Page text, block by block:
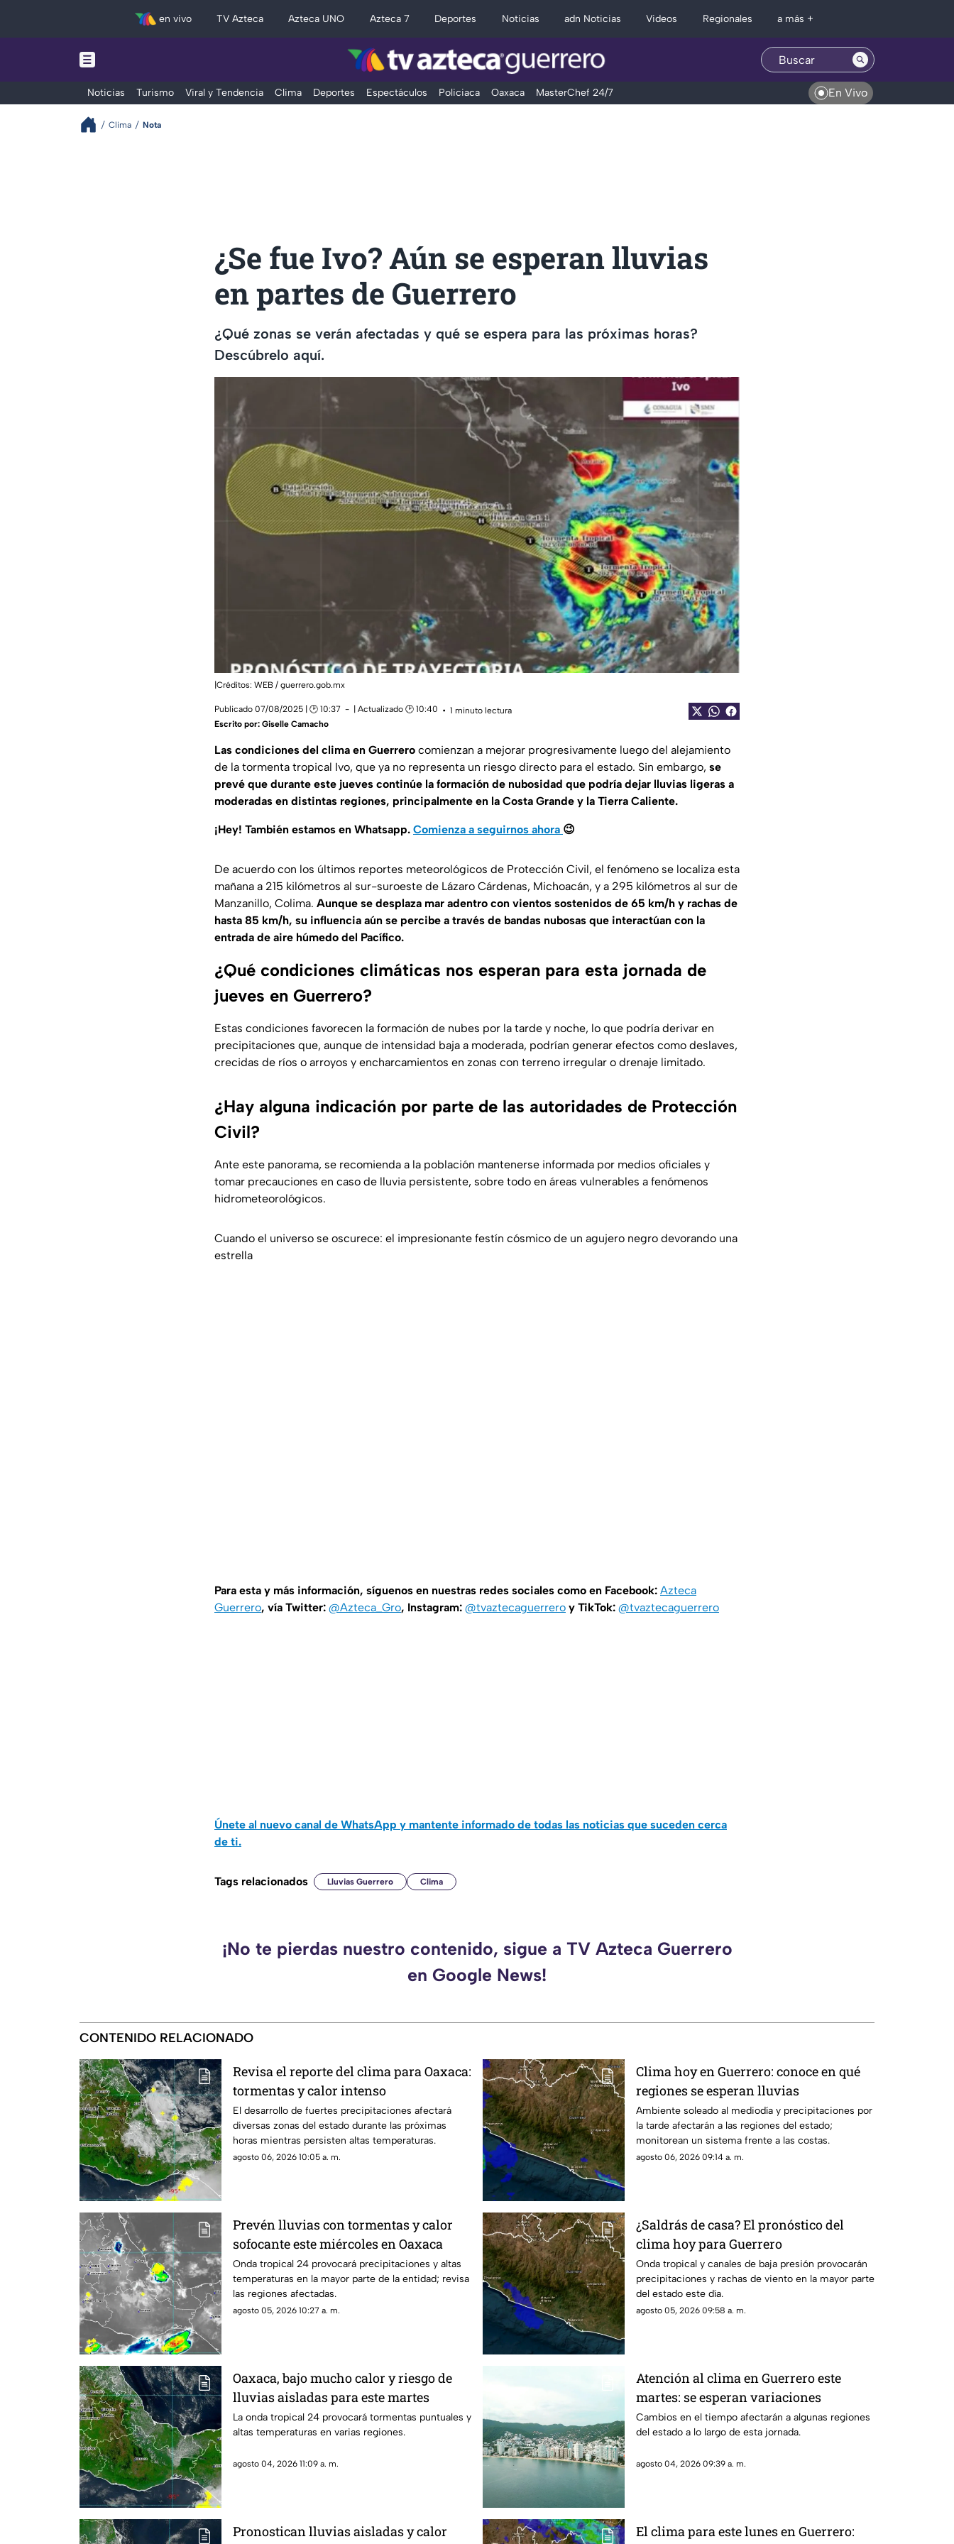
en vivo TV Azteca Azteca UNO Azteca 7 Deportes Noticias adn Noticias Videos Regionales a más +
Noticias Turismo Viral y Tendencia Clima Deportes Espectáculos Policiaca Oaxaca MasterChef 24/7 En Vivo
Clima Nota
¿Se fue Ivo? Aún se esperan lluvias
en partes de Guerrero
¿Qué zonas se verán afectadas y qué se espera para las próximas horas?
Descúbrelo aquí.
|Créditos: WEB / guerrero.gob.mx
Publicado 07/08/2025 | 🕑 10:37 | Actualizado 🕑 10:40
1 minuto lectura
Escrito por: Giselle Camacho
Las condiciones del clima en Guerrero comienzan a mejorar progresivamente luego del alejamiento
de la tormenta tropical Ivo, que ya no representa un riesgo directo para el estado. Sin embargo, se
prevé que durante este jueves continúe la formación de nubosidad que podría dejar lluvias ligeras a
moderadas en distintas regiones, principalmente en la Costa Grande y la Tierra Caliente.
¡Hey! También estamos en Whatsapp. Comienza a seguirnos ahora 😉
De acuerdo con los últimos reportes meteorológicos de Protección Civil, el fenómeno se localiza esta
mañana a 215 kilómetros al sur-suroeste de Lázaro Cárdenas, Michoacán, y a 295 kilómetros al sur de
Manzanillo, Colima. Aunque se desplaza mar adentro con vientos sostenidos de 65 km/h y rachas de
hasta 85 km/h, su influencia aún se percibe a través de bandas nubosas que interactúan con la
entrada de aire húmedo del Pacífico.
¿Qué condiciones climáticas nos esperan para esta jornada de
jueves en Guerrero?
Estas condiciones favorecen la formación de nubes por la tarde y noche, lo que podría derivar en
precipitaciones que, aunque de intensidad baja a moderada, podrían generar efectos como deslaves,
crecidas de ríos o arroyos y encharcamientos en zonas con terreno irregular o drenaje limitado.
¿Hay alguna indicación por parte de las autoridades de Protección
Civil?
Ante este panorama, se recomienda a la población mantenerse informada por medios oficiales y
tomar precauciones en caso de lluvia persistente, sobre todo en áreas vulnerables a fenómenos
hidrometeorológicos.
Cuando el universo se oscurece: el impresionante festín cósmico de un agujero negro devorando una
estrella
Para esta y más información, síguenos en nuestras redes sociales como en Facebook: Azteca
Guerrero, vía Twitter: @Azteca_Gro, Instagram: @tvaztecaguerrero y TikTok: @tvaztecaguerrero
Únete al nuevo canal de WhatsApp y mantente informado de todas las noticias que suceden cerca
de ti.
Tags relacionados Lluvias Guerrero Clima
¡No te pierdas nuestro contenido, sigue a TV Azteca Guerrero
en Google News!
CONTENIDO RELACIONADO
Revisa el reporte del clima para Oaxaca:
tormentas y calor intenso
El desarrollo de fuertes precipitaciones afectará
diversas zonas del estado durante las próximas
horas mientras persisten altas temperaturas.
agosto 06, 2026 10:05 a. m.
Clima hoy en Guerrero: conoce en qué
regiones se esperan lluvias
Ambiente soleado al mediodía y precipitaciones por
la tarde afectarán a las regiones del estado;
monitorean un sistema frente a las costas.
agosto 06, 2026 09:14 a. m.
Prevén lluvias con tormentas y calor
sofocante este miércoles en Oaxaca
Onda tropical 24 provocará precipitaciones y altas
temperaturas en la mayor parte de la entidad; revisa
las regiones afectadas.
agosto 05, 2026 10:27 a. m.
¿Saldrás de casa? El pronóstico del
clima hoy para Guerrero
Onda tropical y canales de baja presión provocarán
precipitaciones y rachas de viento en la mayor parte
del estado este día.
agosto 05, 2026 09:58 a. m.
Oaxaca, bajo mucho calor y riesgo de
lluvias aisladas para este martes
La onda tropical 24 provocará tormentas puntuales y
altas temperaturas en varias regiones.
agosto 04, 2026 11:09 a. m.
Atención al clima en Guerrero este
martes: se esperan variaciones
Cambios en el tiempo afectarán a algunas regiones
del estado a lo largo de esta jornada.
agosto 04, 2026 09:39 a. m.
Pronostican lluvias aisladas y calor
El clima para este lunes en Guerrero: